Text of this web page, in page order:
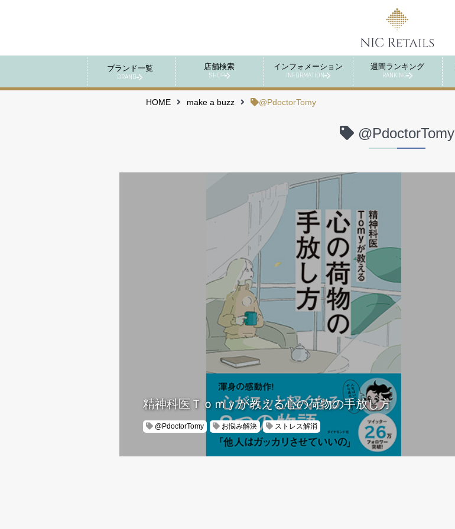
ブランド一覧
BRAND
店舗検索
SHOP
インフォメーション
INFORMATION
週間ランキング
RANKING
HOME make a buzz @PdoctorTomy
@PdoctorTomy
精神科医Ｔｏｍｙが教える心の荷物の手放し方
@PdoctorTomy お悩み解決 ストレス解消